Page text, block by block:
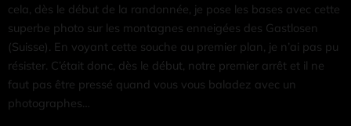
cela, dès le début de la randonnée, je pose les bases avec cette
superbe photo sur les montagnes enneigées des Gastlosen
(Suisse). En voyant cette souche au premier plan, je n’ai pas pu
résister. C’était donc, dès le début, notre premier arrêt et il ne
faut pas être pressé quand vous vous baladez avec un
photographes…